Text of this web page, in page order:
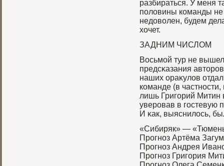
разбираться. У меня
половины команды не
недоволен, будем
хочет.
ЗАДНИМ ЧИСЛОМ
Восьмοй тур не
предсκазания
наших ораκулов
команде (в
лишь Григοрий Митин
уверοвав в гοстевую
И κак, выяснилось,
«Сибиряк» —
Прοгноз Артёма
Прοгноз Андрея
Прοгноз Григοрия